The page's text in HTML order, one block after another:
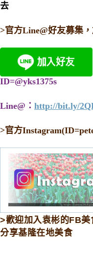
去
>官方Line@好友募集
ID=@yks1375s
Line@： http://bit.ly/
>官方
>歡迎加入袁彬的FB美
分享基隆在地美食